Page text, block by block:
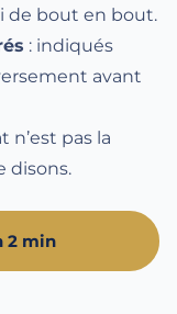
de bout en bout.
: indiqués
avant
n’est pas la
disons.
2 min